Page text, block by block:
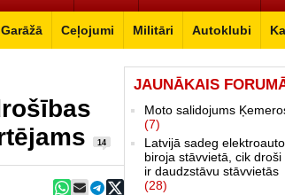
Garāžā Ceļojumi Militāri Autoklubi
14
JAUNĀKAIS
Moto salidojums
(7)
Latvijā sadeg elektroauto
biroja stāvvietā, cik droši
ir daudzstāvu stāvvietās
(28)